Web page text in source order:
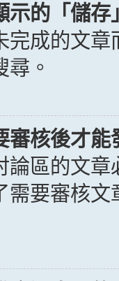
示的「儲
完成的文
。
審核後才能
論區的文
需要審核